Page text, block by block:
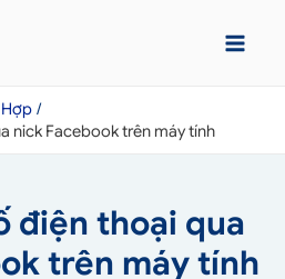
nick Facebook trên máy tính
điện thoại qua
trên máy tính